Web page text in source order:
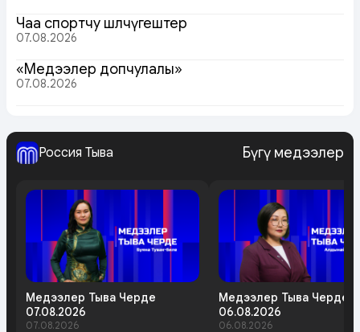
Чаа спортчу шөлчүгештер
07.08.2026
«Медээлер допчулалы»
07.08.2026
Россия Тыва Бүгү медээлер
Медээлер Тыва Черде
07.08.2026
07.08.2026
Медээлер Тыва Черде
06.08.2026
06.08.2026